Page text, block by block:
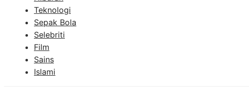
Teknologi
Sepak Bola
Selebriti
Film
Sains
Islami